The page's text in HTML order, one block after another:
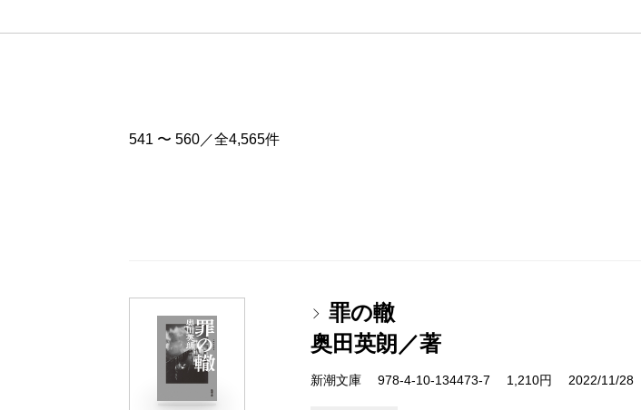
541 〜 560／全4,565件
罪の轍
奥田英朗／著
新潮文庫 978-4-10-134473-7 1,210円 2022/11/28